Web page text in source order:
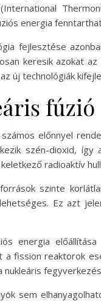
energia
fejlesztése
keresik azokat
új technológiák
előnnyel
szén-dioxid,
radioaktív
szinte
Ez azt
energia
a fission reaktorok
nukleáris
sem